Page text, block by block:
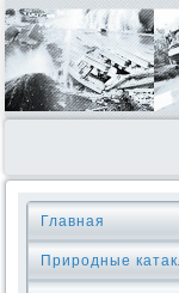
Главная
Природные